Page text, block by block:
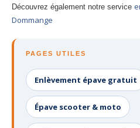
Découvrez également notre service
Dommange
PAGES UTILES
Enlèvement épave gratuit
Épave scooter & moto